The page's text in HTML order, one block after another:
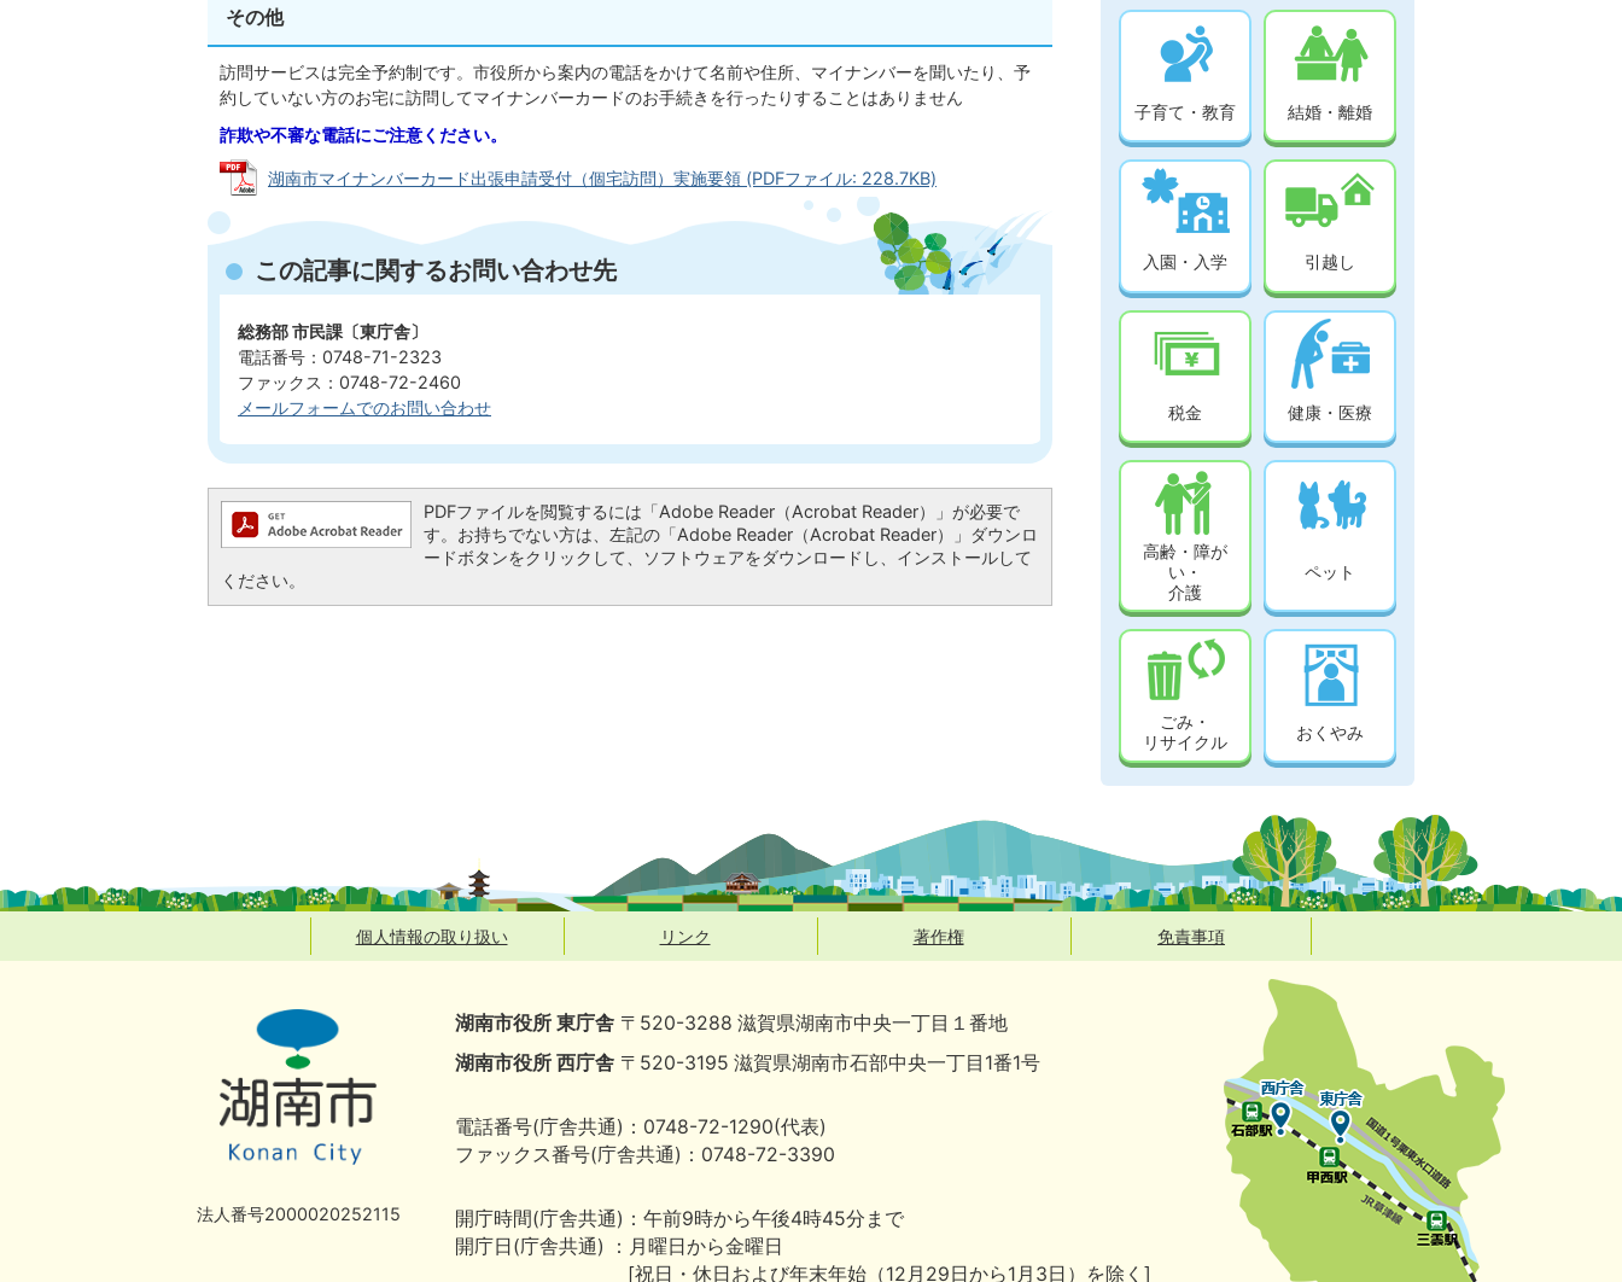
その他
訪問サービスは完全予約制です。市役所から案内の電話をかけて名前や住所、マイナンバーを聞いたり、予
約していない方のお宅に訪問してマイナンバーカードのお手続きを行ったりすることはありません
詐欺や不審な電話にご注意ください。
湖南市マイナンバーカード出張申請受付（個宅訪問）実施要領 (PDFファイル: 228.7KB)
この記事に関するお問い合わせ先
総務部 市民課〔東庁舎〕
電話番号：0748-71-2323
ファックス：0748-72-2460
メールフォームでのお問い合わせ
PDFファイルを閲覧するには「Adobe Reader（Acrobat Reader）」が必要で
す。お持ちでない方は、左記の「Adobe Reader（Acrobat Reader）」ダウンロ
ードボタンをクリックして、ソフトウェアをダウンロードし、インストールして
ください。
子育て・教育 結婚・離婚
入園・入学 引越し
税金 健康・医療
高齢・障が
い・
介護
ペット
ごみ・
リサイクル
おくやみ
個人情報の取り扱い リンク 著作権 免責事項
法人番号2000020252115
湖南市役所 東庁舎 〒520-3288 滋賀県湖南市中央一丁目１番地
湖南市役所 西庁舎 〒520-3195 滋賀県湖南市石部中央一丁目1番1号
電話番号(庁舎共通)：0748-72-1290(代表)
ファックス番号(庁舎共通)：0748-72-3390
開庁時間(庁舎共通)：午前9時から午後4時45分まで
開庁日(庁舎共通) ：月曜日から金曜日
[祝日・休日および年末年始（12月29日から1月3日）を除く]